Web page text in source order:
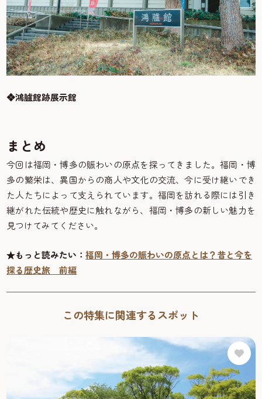
❖鴻臚館跡展示館
まとめ
今回は福岡・博多の賑わいの原点を探ってきました。福岡・博
多の繁栄は、異国からの商人や文化の交流、今に受け継いでき
た人たちによって支えられています。福岡を訪れる際には引き
継がれた伝統や歴史に触れながら、福岡・博多の新しい魅力を
見つけてみてください。
★もっと読みたい：福岡・博多の賑わいの原点とは？昔と今を
探る歴史旅 前編
この特集に関連するスポット